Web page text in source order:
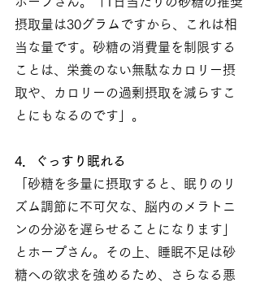
摂取量は30グラムですから、これは相
当な量です。砂糖の消費量を制限する
ことは、栄養のない無駄なカロリー摂
取や、カロリーの過剰摂取を減らすこ
とにもなるのです」。
4．ぐっすり眠れる
「砂糖を多量に摂取すると、眠りのリ
ズム調節に不可欠な、脳内のメラトニ
ンの分泌を遅らせることになります」
とホープさん。その上、睡眠不足は砂
糖への欲求を強めるため、さらなる悪